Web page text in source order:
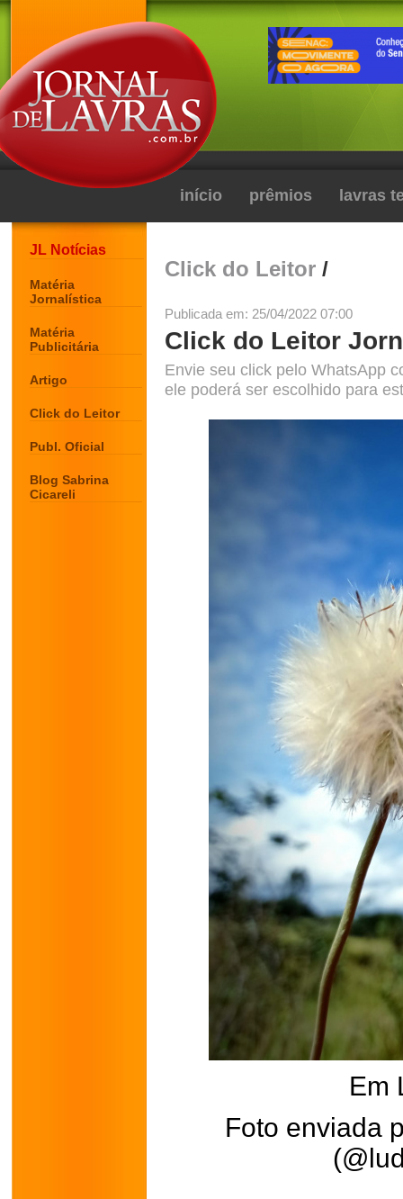
início prêmios lavras
JL Notícias
Matéria
Jornalística
Matéria
Publicitária
Artigo
Click do Leitor
Publ. Oficial
Blog Sabrina
Cicareli
Click do Leitor /
Publicada em: 25/04/2022 07:00
Click do Leitor
Envie seu click pelo WhatsApp
ele poderá ser escolhido para
Em
Foto enviada